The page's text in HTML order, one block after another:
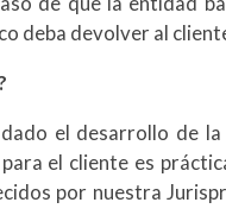
deba devolver al
el desarrollo de
el cliente es
por nuestra